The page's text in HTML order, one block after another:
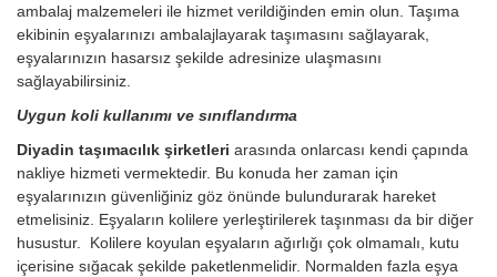
ambalaj malzemeleri ile hizmet verildiğinden emin olun. Taşıma
ekibinin eşyalarınızı ambalajlayarak taşımasını sağlayarak,
eşyalarınızın hasarsız şekilde adresinize ulaşmasını
sağlayabilirsiniz.
Uygun koli kullanımı ve sınıflandırma
Diyadin taşımacılık şirketleri arasında onlarcası kendi çapında
nakliye hizmeti vermektedir. Bu konuda her zaman için
eşyalarınızın güvenliğiniz göz önünde bulundurarak hareket
etmelisiniz. Eşyaların kolilere yerleştirilerek taşınması da bir diğer
husustur. Kolilere koyulan eşyaların ağırlığı çok olmamalı, kutu
içerisine sığacak şekilde paketlenmelidir. Normalden fazla eşya